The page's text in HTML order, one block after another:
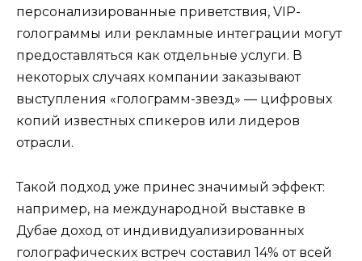
персонализированные приветствия, VIP-
голограммы или рекламные интеграции могут
предоставляться как отдельные услуги. В
некоторых случаях компании заказывают
выступления «голограмм-звезд» — цифровых
копий известных спикеров или лидеров
отрасли.
Такой подход уже принес значимый эффект:
например, на международной выставке в
Дубае доход от индивидуализированных
голографических встреч составил 14% от всей